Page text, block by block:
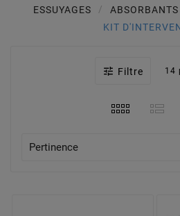
ESSUYAGES
KIT
 Filtre 14
Pertinence